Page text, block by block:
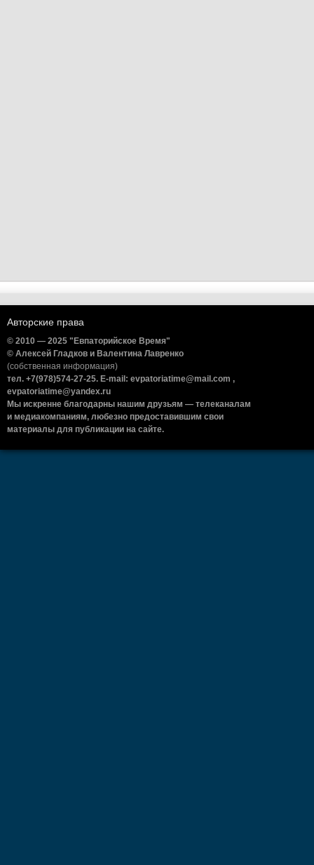
Авторские права
© 2010 — 2025 "Евпаторийское Время"
© Алексей Гладков и Валентина Лавренко
(собственная информация)
тел. +7(978)574-27-25. E-mail: evpatoriatime@mail.com ,
evpatoriatime@yandex.ru
Мы искренне благодарны нашим друзьям — телеканалам
и медиакомпаниям, любезно предоставившим свои
материалы для публикации на сайте.